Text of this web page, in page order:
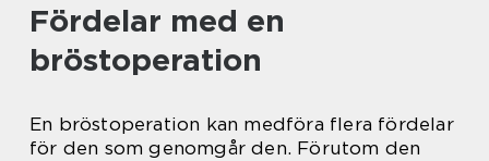
Fördelar med en
bröstoperation
En bröstoperation kan medföra flera fördelar
för den som genomgår den. Förutom den